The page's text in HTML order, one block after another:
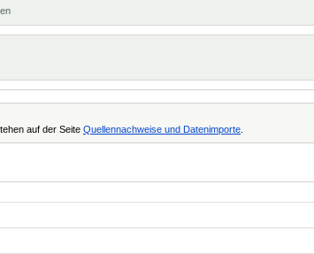
auf der Seite Quellennachweise und Datenimporte